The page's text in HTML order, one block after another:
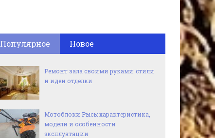
Популярное Новое
Ремонт зала своими руками: стили
и идеи отделки
Мотоблоки Рысь: характеристика,
модели и особенности
эксплуатации